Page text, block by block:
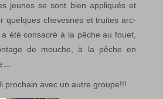
jeunes se sont bien appliqués et
quelques chevesnes et truites arc-
été consacré à la pêche au fouet,
de mouche, à la pêche en
prochain avec un autre groupe!!!